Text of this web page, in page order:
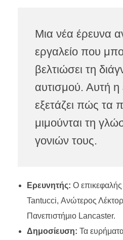
Μια νέα έρευνα
εργαλείο που
βελτιώσει τη
αυτισμού. Αυτή η
εξετάζει πώς τα
μιμούνται τη
γονιών τους.
Ερευνητής: Ο
Tantucci, Ανώτερος
Πανεπιστήμιο Lancaster.
Δημοσίευση: Τα